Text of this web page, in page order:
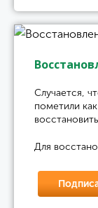
Случается,
пометили
Для